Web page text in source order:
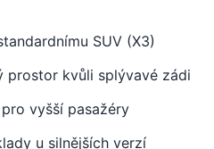
SUV (X3)
prostor kvůli splývavé zádi
vyšší pasažéry
u silnějších verzí